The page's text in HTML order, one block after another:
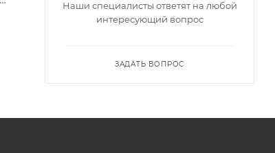
Наши специалисты ответят на любой
интересующий вопрос
ЗАДАТЬ ВОПРОС